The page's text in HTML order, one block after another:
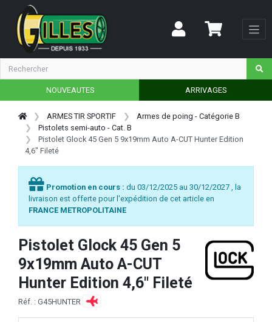
NOUVEAUTES ARRIVAGES
ARMES TIR SPORTIF
Armes de poing - Catégorie B
Pistolets semi-auto - Cat. B
Pistolet Glock 45 Gen 5 9x19mm Auto A-CUT Hunter Edition
4,6" Fileté
Promotion en cours : du 03/12/2025 au 30/12/2027 , la
livraison est offerte pour l'expédition de cet article en
FRANCE METROPOLITAINE
Pistolet Glock 45 Gen 5
9x19mm Auto A-CUT
Hunter Edition 4,6" Fileté
Réf. : G45HUNTER